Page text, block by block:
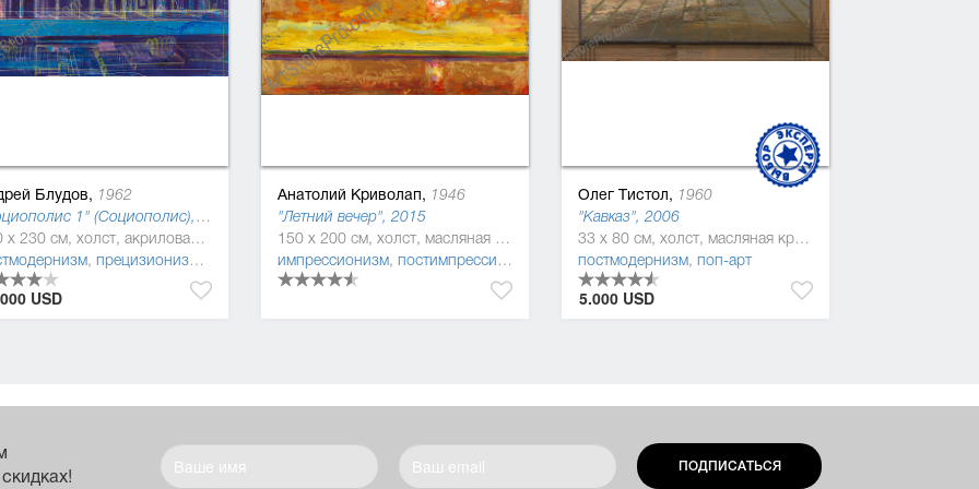
Блудов, 1962
"Социополис 1" (Социополис), 2017
140 x 230 см, холст, акриловая краска
, прецизионизм (пресижинизм) ,поп-арт
USD
Анатолий Криволап, 1946
"Летний вечер", 2015
150 x 200 см, холст, масляная краска
импрессионизм, постимпрессионизм
Олег Тистол, 1960
"Кавказ", 2006
33 x 80 см, холст, масляная краска
постмодернизм, поп-арт
5.000 USD
ПОДПИСАТЬСЯ